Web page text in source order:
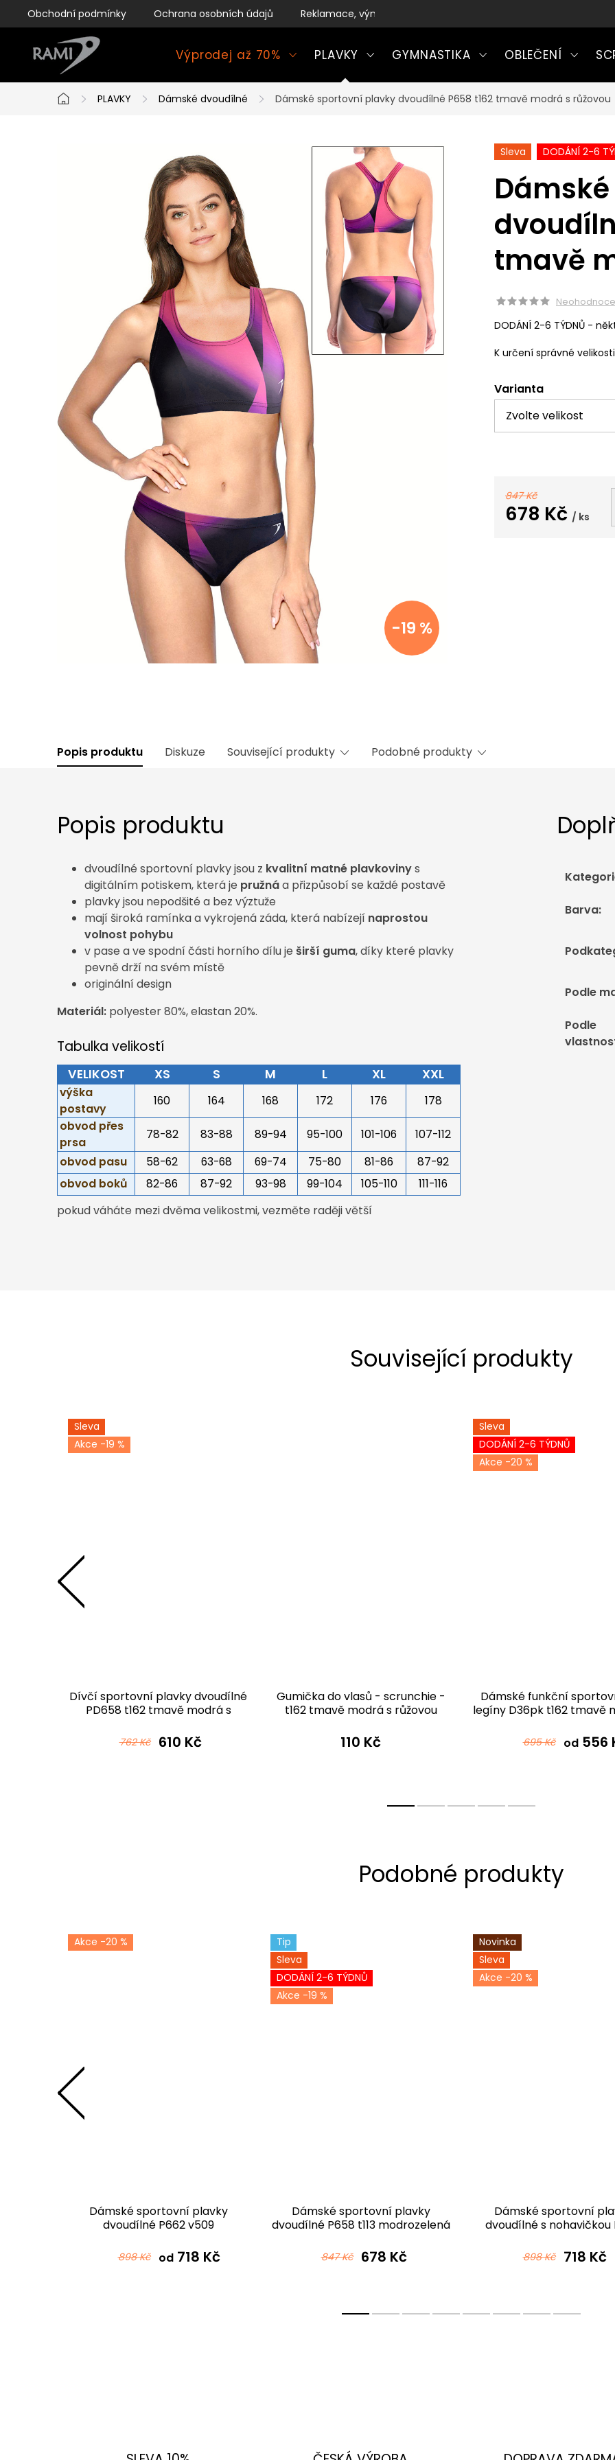
na
Obchodní podmínky Ochrana osobních údajů Reklamace, výměny a vrácení zboží
Výprodej až 70% PLAVKY GYMNASTIKA OBLEČENÍ
Domů
PLAVKY Dámské dvoudílné Dámské sportovní plavky dvoudílné P658 t162 tmavě modrá s růžovou
-19 %
Sleva DODÁNÍ 2-6
tmavě
DODÁNÍ 2-6 TÝDNŮ -
K určení správné
Varianta
847 Kč
678 Kč / ks
Popis produktu Diskuze Související produkty Podobné produkty
Popis produktu
dvoudílné sportovní plavky jsou z kvalitní matné plavkovinys
digitálním potiskem, která je pružnáa přizpůsobí se každé postavě
plavky jsou nepodšité a bez výztuže
mají široká ramínka a vykrojená záda, která nabízejí naprostou
volnost pohybu
v pase a ve spodní části horního dílu je širší guma, díky které plavky
pevně drží na svém místě
originální design
Materiál: polyester 80%, elastan 20%.
Tabulka velikostí
VELIKOST XS S M L XL XXL
výška
postavy
160 164 168 172 176
178
obvod přes
prsa
78-82 83-88 89-94 95-100 101-106
107-112
obvod pasu
58-62 63-68 69-74 75-80 81-86
87-92
obvod boků
82-86 87-92 93-98 99-104 105-110
111-116
pokud váháte mezi dvěma velikostmi, vezměte raději větší
Barva:
Podle
Podle
Související produkty
Sleva
-19 %
Dívčí sportovní plavky dvoudílné
PD658 t162 tmavě modrá s
762 Kč 610 Kč
Gumička do vlasů - scrunchie -
t162 tmavě modrá s růžovou
110 Kč
Sleva
DODÁNÍ 2-6 TÝDNŮ
-20 %
Dámské funkční
legíny D36pk t162 tmavě
695 Kč od556
-20 %
Dámské sportovní plavky
dvoudílné P662 v509
898 Kč od718 Kč
Tip
Sleva
DODÁNÍ 2-6 TÝDNŮ
-19 %
Dámské sportovní plavky
dvoudílné P658 t113 modrozelená
847 Kč 678 Kč
Novinka
Sleva
-20 %
Dámské sportovní
dvoudílné s nohavičkou
898 Kč 718 Kč